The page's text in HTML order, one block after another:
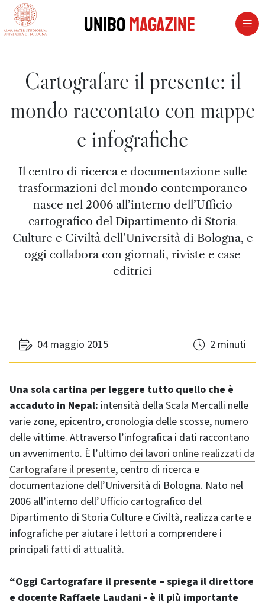
vai al contenuto della pagina
UniboMagazine
Cartografare il presente: il
mondo raccontato con mappe
e infografiche
Il centro di ricerca e documentazione sulle
trasformazioni del mondo contemporaneo
nasce nel 2006 all’interno dell’Ufficio
cartografico del Dipartimento di Storia
Culture e Civiltà dell’Università di Bologna, e
oggi collabora con giornali, riviste e case
editrici
04 maggio 2015 2 minuti
Una sola cartina per leggere tutto quello che è
accaduto in Nepal: intensità della Scala Mercalli nelle
varie zone, epicentro, cronologia delle scosse, numero
delle vittime. Attraverso l’infografica i dati raccontano
un avvenimento. È l’ultimo dei lavori online realizzati da
Cartografare il presente, centro di ricerca e
documentazione dell’Università di Bologna. Nato nel
2006 all’interno dell’Ufficio cartografico del
Dipartimento di Storia Culture e Civiltà, realizza carte e
infografiche per aiutare i lettori a comprendere i
principali fatti di attualità.
“Oggi Cartografare il presente – spiega il direttore
e docente Raffaele Laudani - è il più importante